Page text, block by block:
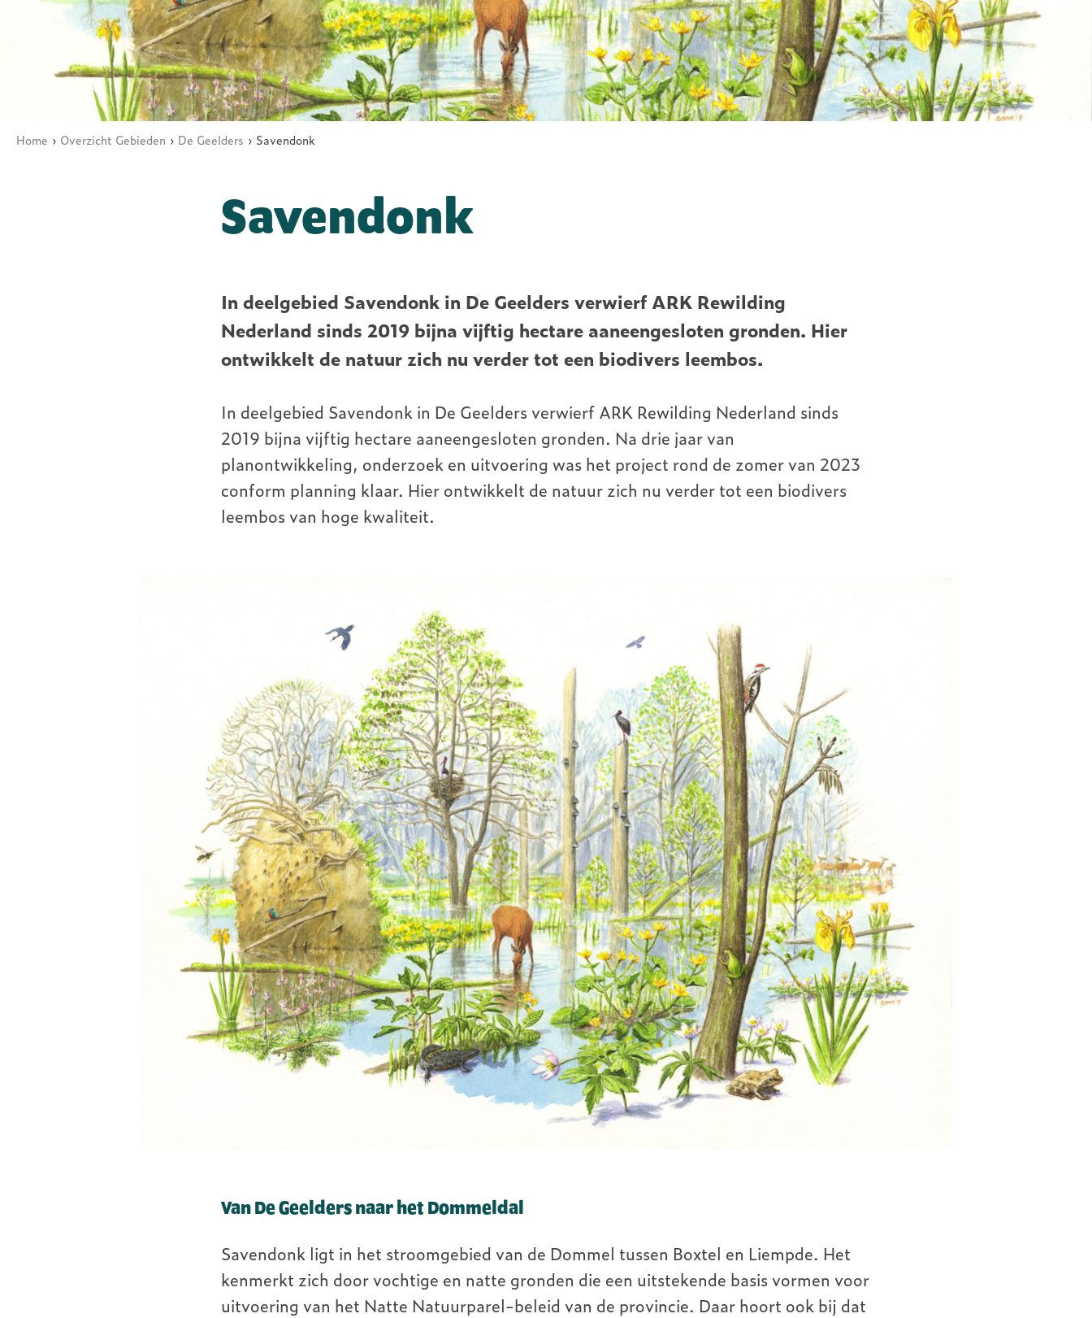
ARK Rewilding Fonds
Kruimelpad
Home Overzicht Gebieden De Geelders Savendonk
Savendonk
In deelgebied Savendonk in De Geelders verwierf ARK Rewilding
Nederland sinds 2019 bijna vijftig hectare aaneengesloten gronden. Hier
ontwikkelt de natuur zich nu verder tot een biodivers leembos.
In deelgebied Savendonk in De Geelders verwierf ARK Rewilding Nederland sinds
2019 bijna vijftig hectare aaneengesloten gronden. Na drie jaar van
planontwikkeling, onderzoek en uitvoering was het project rond de zomer van 2023
conform planning klaar. Hier ontwikkelt de natuur zich nu verder tot een biodivers
leembos van hoge kwaliteit.
Van De Geelders naar het Dommeldal
Savendonk ligt in het stroomgebied van de Dommel tussen Boxtel en Liempde. Het
kenmerkt zich door vochtige en natte gronden die een uitstekende basis vormen voor
uitvoering van het Natte Natuurparel-beleid van de provincie. Daar hoort ook bij dat